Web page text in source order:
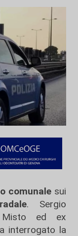
comunalesui
. Sergio
ed ex
interrogato la